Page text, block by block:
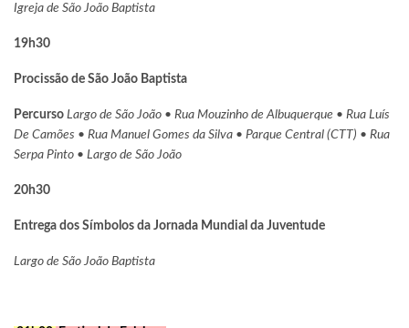
Igreja de São João Baptista
19h30
Procissão de São João Baptista
Percurso Largo de São João • Rua Mouzinho de Albuquerque • Rua Luís
De Camões • Rua Manuel Gomes da Silva • Parque Central (CTT) • Rua
Serpa Pinto • Largo de São João
20h30
Entrega dos Símbolos da Jornada Mundial da Juventude
Largo de São João Baptista